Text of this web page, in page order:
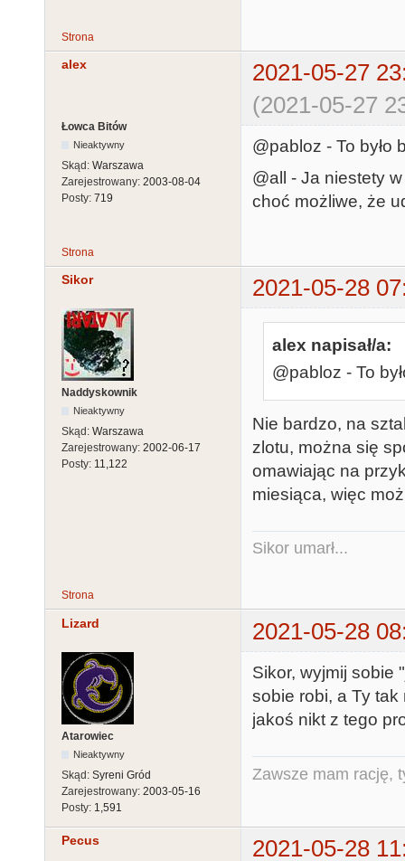
Strona
alex
2021-05-27
(2021-05-27
Łowca Bitów
Nieaktywny
Skąd: Warszawa
Zarejestrowany: 2003-08-04
Posty: 719
@pabloz - To było
@all - Ja niestety
choć możliwe, że
Strona
Sikor 2021-05-28
Naddyskownik
Nieaktywny
Skąd: Warszawa
Zarejestrowany: 2002-06-17
Posty: 11,122
alex napisał/a:
@pabloz - To
Nie bardzo, na
zlotu, można się
omawiając na
miesiąca, więc
Sikor umarł...
Strona
Lizard 2021-05-28
Atarowiec
Nieaktywny
Skąd: Syreni Gród
Zarejestrowany: 2003-05-16
Posty: 1,591
Sikor, wyjmij sobie
sobie robi, a Ty
jakoś nikt z tego
Zawsze mam rację,
Pecus 2021-05-28